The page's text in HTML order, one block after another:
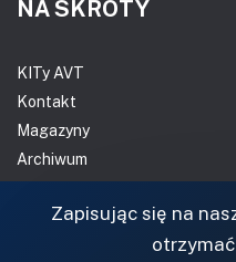
NA SKRÓTY
KITy AVT
Kontakt
Magazyny
Archiwum
Do pobrania
NASZE SERWISY
Zapisując się na
otrzymać